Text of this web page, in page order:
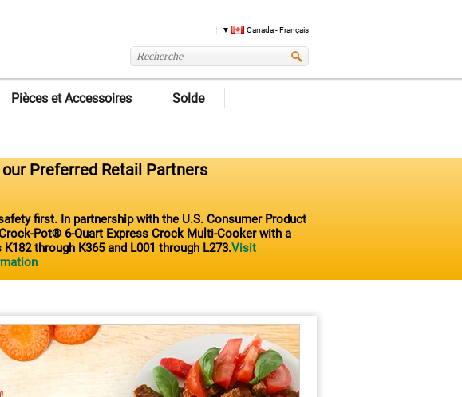
Canada - Français
Pièces et Accessoires Solde
Preferred Retail Partners
first. In partnership with the U.S. Consumer Product
Pot® 6-Quart Express Crock Multi-Cooker with a
through K365 and L001 through L273.Visit